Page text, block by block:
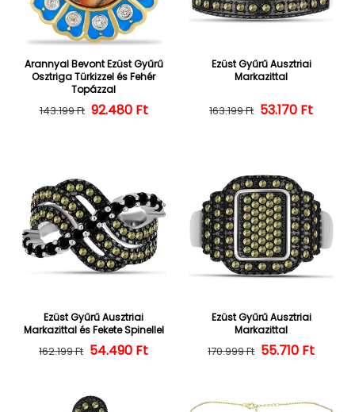
Arannyal Bevont Ezüst Gyűrű
Osztriga Türkizzel és Fehér
Topázzal
Normál ár
143.199 Ft Kedvezményes ár
92.480 Ft
Ezüst Gyűrű Ausztriai
Markazittal
Normál ár
163.199 Ft 53.170 Ft
Ezüst Gyűrű Ausztriai
Markazittal és Fekete Spinellel
Normál ár
162.199 Ft Kedvezményes ár
54.490 Ft
Ezüst Gyűrű Ausztriai
Markazittal
Normál ár
170.999 Ft 55.710 Ft